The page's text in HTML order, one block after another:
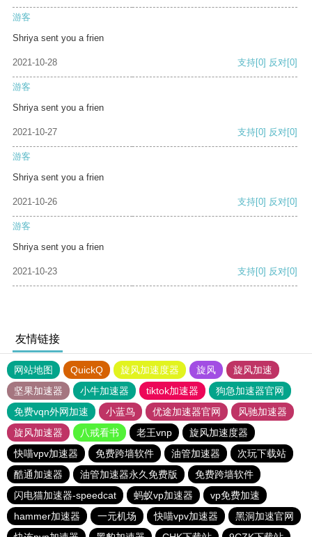
游客
Shriya sent you a frien
2021-10-28 支持[0] 反对[0]
游客
Shriya sent you a frien
2021-10-27 支持[0] 反对[0]
游客
Shriya sent you a frien
2021-10-26 支持[0] 反对[0]
游客
Shriya sent you a frien
2021-10-23 支持[0] 反对[0]
友情链接
网站地图 QuickQ 旋风加速度器 旋风
旋风加速
坚果加速器
小牛加速器 tiktok加速器
狗急加速器官网
免费vqn外网加速
小蓝鸟 优途加速器官网
风驰加速器
旋风加速器
八戒看书 老王vnp
旋风加速度器
快喵vpv加速器
免费跨墙软件 油管加速器
次玩下载站
酷通加速器
油管加速器永久免费版
免费跨墙软件
闪电猫加速器-speedcat
蚂蚁vp加速器
vp免费加速
hammer加速器
一元机场 快喵vpv加速器
黑洞加速官网